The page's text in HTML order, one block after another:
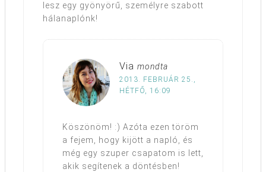
lesz egy gyönyörű, személyre szabott
hálanaplónk!
Via mondta
2013. FEBRUÁR 25.,
HÉTFŐ, 16:09
Köszönöm! :) Azóta ezen töröm
a fejem, hogy kijött a napló, és
még egy szuper csapatom is lett,
akik segítenek a döntésben!